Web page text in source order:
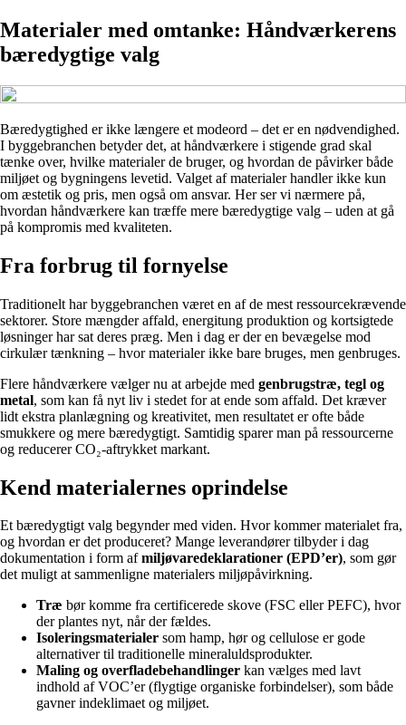
Materialer med omtanke: Håndværkerens
bæredygtige valg
Bæredygtighed er ikke længere et modeord – det er en nødvendighed.
I byggebranchen betyder det, at håndværkere i stigende grad skal
tænke over, hvilke materialer de bruger, og hvordan de påvirker både
miljøet og bygningens levetid. Valget af materialer handler ikke kun
om æstetik og pris, men også om ansvar. Her ser vi nærmere på,
hvordan håndværkere kan træffe mere bæredygtige valg – uden at gå
på kompromis med kvaliteten.
Fra forbrug til fornyelse
Traditionelt har byggebranchen været en af de mest ressourcekrævende
sektorer. Store mængder affald, energitung produktion og kortsigtede
løsninger har sat deres præg. Men i dag er der en bevægelse mod
cirkulær tænkning – hvor materialer ikke bare bruges, men genbruges.
Flere håndværkere vælger nu at arbejde med genbrugstræ, tegl og
metal, som kan få nyt liv i stedet for at ende som affald. Det kræver
lidt ekstra planlægning og kreativitet, men resultatet er ofte både
smukkere og mere bæredygtigt. Samtidig sparer man på ressourcerne
og reducerer CO₂-aftrykket markant.
Kend materialernes oprindelse
Et bæredygtigt valg begynder med viden. Hvor kommer materialet fra,
og hvordan er det produceret? Mange leverandører tilbyder i dag
dokumentation i form afmiljøvaredeklarationer (EPD’er), som gør
det muligt at sammenligne materialers miljøpåvirkning.
Træ bør komme fra certificerede skove (FSC eller PEFC), hvor
der plantes nyt, når der fældes.
Isoleringsmaterialer som hamp, hør og cellulose er gode
alternativer til traditionelle mineraluldsprodukter.
Maling og overfladebehandlinger kan vælges med lavt
indhold af VOC’er (flygtige organiske forbindelser), som både
gavner indeklimaet og miljøet.